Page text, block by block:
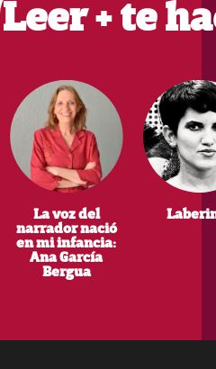
Leer + te
La voz del
narrador nació
en mi infancia:
Ana García
Bergua